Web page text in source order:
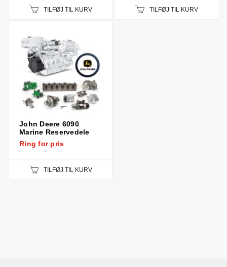
TILFØJ TIL KURV TILFØJ TIL KURV
John Deere 6090
Marine Reservedele
Ring for pris
TILFØJ TIL KURV